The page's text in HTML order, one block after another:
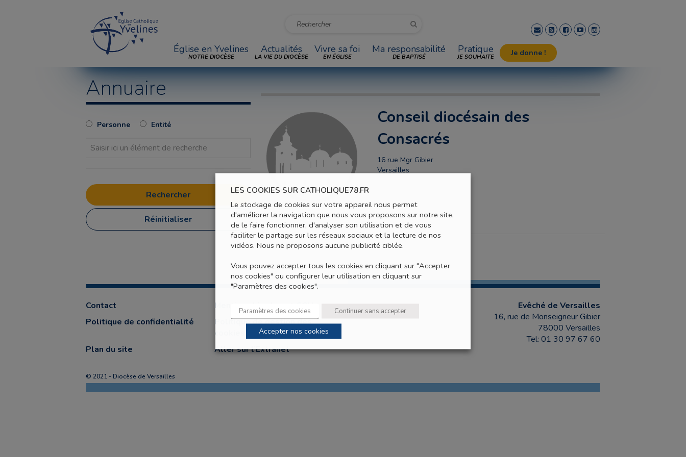
Église en Yvelines
NOTRE DIOCÈSE
Actualités
LA VIE DU DIOCÈSE
Vivre sa foi
EN ÉGLISE
Ma responsabilité
DE BAPTISÉ
Pratique
JE SOUHAITE Je donne !
Annuaire
Personne Entité
Réinitialiser
Conseil diocésain des
Consacrés
16 rue Mgr Gibier
Versailles
Contact
Mentions légales et CGU
Politique de confidentialité
Politique de gestion des
cookies
Plan du site
Aller sur l’Extranet
Evêché de Versailles
16, rue de Monseigneur Gibier
78000 Versailles
Tel: 01 30 97 67 60
© 2021 - Diocèse de Versailles
LES COOKIES SUR CATHOLIQUE78.FR
Le stockage de cookies sur votre appareil nous permet
d'améliorer la navigation que nous vous proposons sur notre site,
de le faire fonctionner, d'analyser son utilisation et de vous
faciliter le partage sur les réseaux sociaux et la lecture de nos
vidéos. Nous ne proposons aucune publicité ciblée.
Vous pouvez accepter tous les cookies en cliquant sur "Accepter
nos cookies" ou configurer leur utilisation en cliquant sur
"Paramètres des cookies".
Paramètres des cookies Continuer sans accepter
Accepter nos cookies